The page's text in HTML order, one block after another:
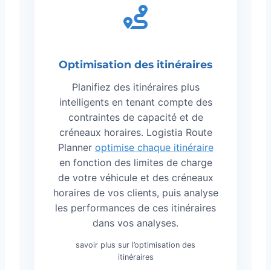
Optimisation des itinéraires
Planifiez des itinéraires plus
intelligents en tenant compte des
contraintes de capacité et de
créneaux horaires. Logistia Route
Planner optimise chaque itinéraire
en fonction des limites de charge
de votre véhicule et des créneaux
horaires de vos clients, puis analyse
les performances de ces itinéraires
dans vos analyses.
savoir plus sur l’optimisation des
itinéraires